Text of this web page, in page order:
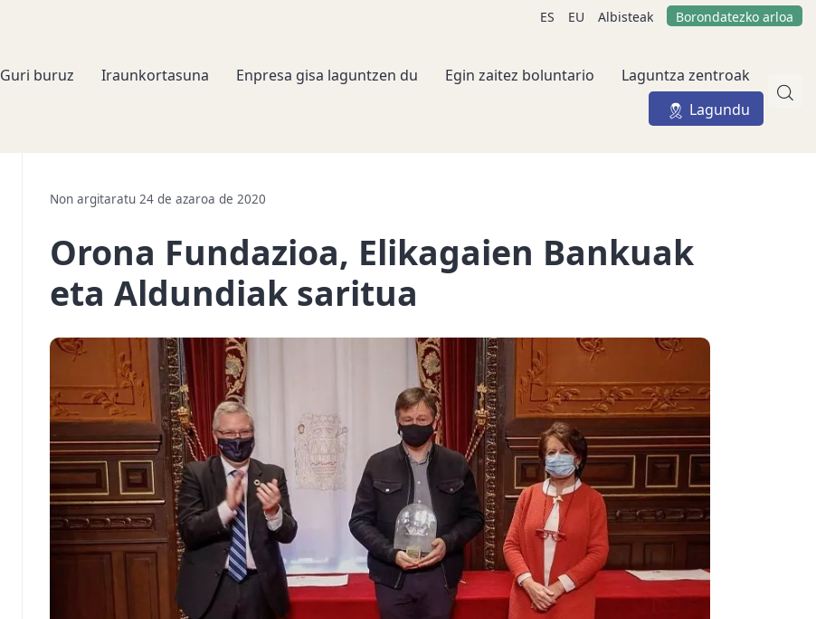
ES EU Albisteak Borondatezko arloa
Guri buruz Iraunkortasuna Enpresa gisa laguntzen du Egin zaitez boluntario
Laguntza zentroak
Lagundu
Non argitaratu 24 de azaroa de 2020
Orona Fundazioa, Elikagaien Bankuak
eta Aldundiak saritua